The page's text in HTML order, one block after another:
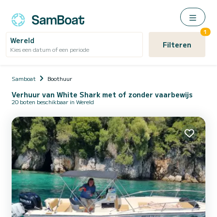
Wereld
Kies een datum of een periode Filteren
1
Samboat Boothuur
Verhuur van White Shark met of zonder vaarbewijs
20 boten beschikbaar in Wereld